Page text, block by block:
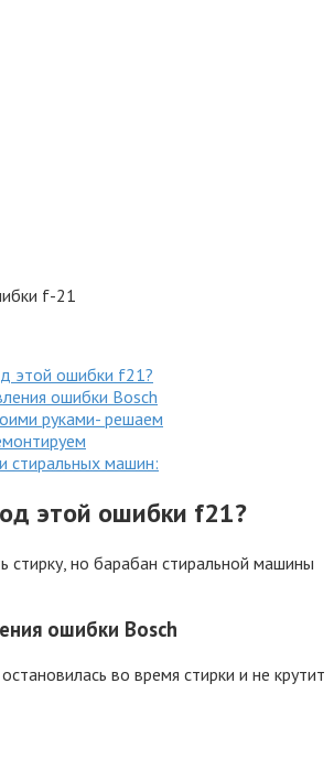
f-21
этой ошибки f21?
ошибки Bosсh
руками- решаем
стиральных машин:
этой ошибки f21?
стирку, но барабан стиральной машины
ошибки Bosсh
во время стирки и не крутит